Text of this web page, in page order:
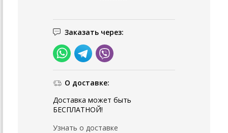
Заказать через:
О доставке:
Доставка может быть
БЕСПЛАТНОЙ!
Узнать о доставке